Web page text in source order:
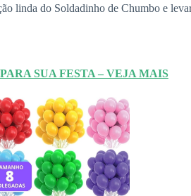
linda do Soldadinho de Chumbo e
SUA FESTA – VEJA MAIS